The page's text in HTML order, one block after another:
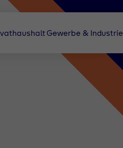
Gewerbe & Industrie